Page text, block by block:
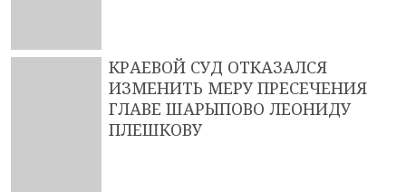
КРАЕВОЙ СУД ОТКАЗАЛСЯ
ИЗМЕНИТЬ МЕРУ ПРЕСЕЧЕНИЯ
ГЛАВЕ ШАРЫПОВО ЛЕОНИДУ
ПЛЕШКОВУ